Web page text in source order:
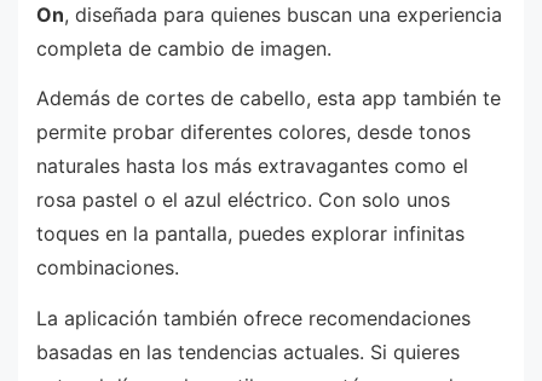
On, diseñada para quienes buscan una experiencia
completa de cambio de imagen.
Además de cortes de cabello, esta app también te
permite probar diferentes colores, desde tonos
naturales hasta los más extravagantes como el
rosa pastel o el azul eléctrico. Con solo unos
toques en la pantalla, puedes explorar infinitas
combinaciones.
La aplicación también ofrece recomendaciones
basadas en las tendencias actuales. Si quieres